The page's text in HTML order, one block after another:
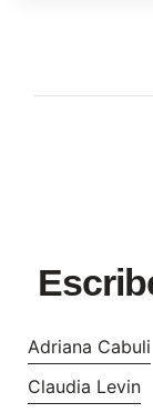
Adriana Cabuli
Claudia Levin